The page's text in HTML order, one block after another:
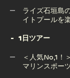
接集合で
石垣島ボート
ライズ石垣島
イトプールを
イトプールを
1日ツアー
＜人気No,1！
マリンスポー